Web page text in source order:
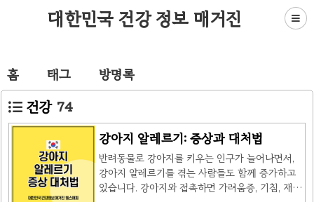
대한민국 건강 정보 매거진
홈 태그 방명록
건강 74
강아지 알레르기: 증상과 대처법
반려동물로 강아지를 키우는 인구가 늘어나면서,
강아지 알레르기를 겪는 사람들도 함께 증가하고
있습니다. 강아지와 접촉하면 가려움증, 기침, 재채